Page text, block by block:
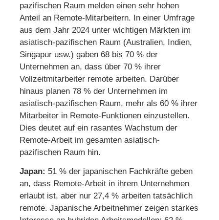
pazifischen Raum melden einen sehr hohen
Anteil an Remote-Mitarbeitern. In einer Umfrage
aus dem Jahr 2024 unter wichtigen Märkten im
asiatisch-pazifischen Raum (Australien, Indien,
Singapur usw.) gaben 68 bis 70 % der
Unternehmen an, dass über 70 % ihrer
Vollzeitmitarbeiter remote arbeiten. Darüber
hinaus planen 78 % der Unternehmen im
asiatisch-pazifischen Raum, mehr als 60 % ihrer
Mitarbeiter in Remote-Funktionen einzustellen.
Dies deutet auf ein rasantes Wachstum der
Remote-Arbeit im gesamten asiatisch-
pazifischen Raum hin.
Japan: 51 % der japanischen Fachkräfte geben
an, dass Remote-Arbeit in ihrem Unternehmen
erlaubt ist, aber nur 27,4 % arbeiten tatsächlich
remote. Japanische Arbeitnehmer zeigen starkes